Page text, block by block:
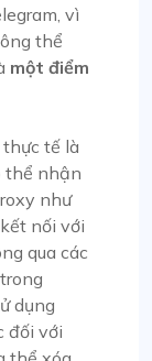
vì
thể
một điểm
tế là
thể nhận
như
nối với
qua các
dụng
đối với